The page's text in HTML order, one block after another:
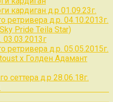
кардиган д.р 01.09.23г.
ретривера д.р. 04.10.2013г.
Pride Teila Star)
ретривера д.р. 05.05.2015г.
x Голден Адамант
сеттера д.р 28.06.18г.